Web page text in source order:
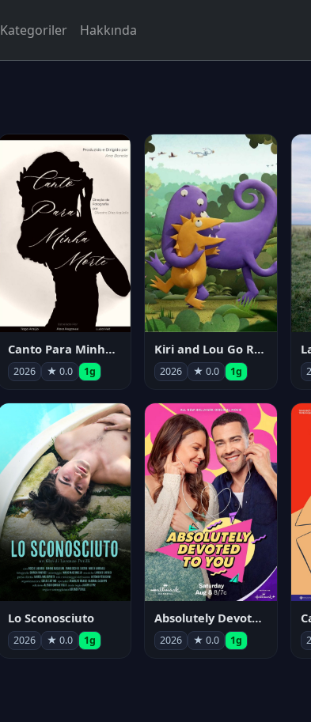
Kategoriler Hakkında
Canto Para Minha Morte
2026 ★ 0.0 1g
Kiri and Lou Go Raaa!
2026 ★ 0.0 1g
Lo Sconosciuto
2026 ★ 0.0 1g
Absolutely Devoted to You
2026 ★ 0.0 1g